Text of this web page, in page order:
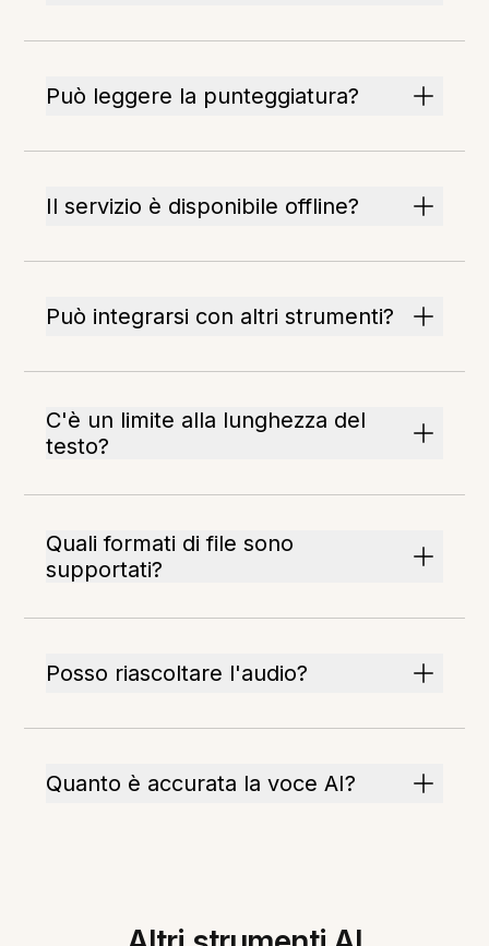
Può leggere la punteggiatura?
Il servizio è disponibile offline?
Può integrarsi con altri strumenti?
C'è un limite alla lunghezza del
testo?
Quali formati di file sono
supportati?
Posso riascoltare l'audio?
Quanto è accurata la voce AI?